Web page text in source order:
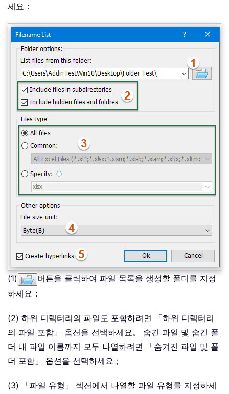
세요：
(1)
버튼을 클릭하여 파일 목록을 생성할 폴더를 지정
하세요；
(2) 하위 디렉터리의 파일도 포함하려면 「하위 디렉터리
의 파일 포함」 옵션을 선택하세요。 숨긴 파일 및 숨긴 폴
더 내 파일 이름까지 모두 나열하려면 「숨겨진 파일 및 폴
더 포함」 옵션을 선택하세요；
(3) 「파일 유형」 섹션에서 나열할 파일 유형를 지정하세